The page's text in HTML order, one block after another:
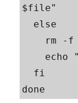
$file"
done